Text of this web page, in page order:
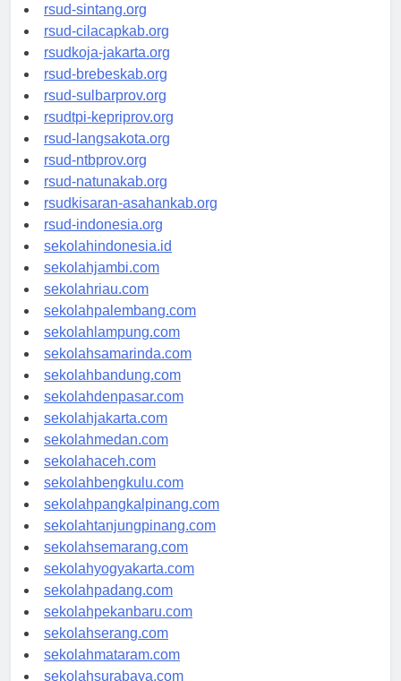
rsud-sintang.org
rsud-cilacapkab.org
rsudkoja-jakarta.org
rsud-brebeskab.org
rsud-sulbarprov.org
rsudtpi-kepriprov.org
rsud-langsakota.org
rsud-ntbprov.org
rsud-natunakab.org
rsudkisaran-asahankab.org
rsud-indonesia.org
sekolahindonesia.id
sekolahjambi.com
sekolahriau.com
sekolahpalembang.com
sekolahlampung.com
sekolahsamarinda.com
sekolahbandung.com
sekolahdenpasar.com
sekolahjakarta.com
sekolahmedan.com
sekolahaceh.com
sekolahbengkulu.com
sekolahpangkalpinang.com
sekolahtanjungpinang.com
sekolahsemarang.com
sekolahyogyakarta.com
sekolahpadang.com
sekolahpekanbaru.com
sekolahserang.com
sekolahmataram.com
sekolahsurabaya.com